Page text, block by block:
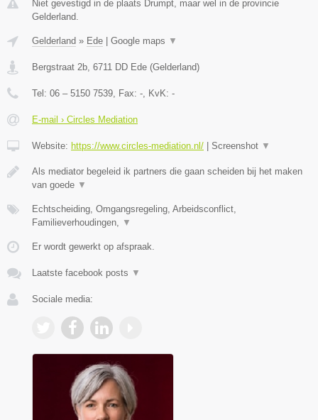
Niet gevestigd in de plaats Drumpt, maar wel in de provincie
Gelderland.
Gelderland » Ede Google maps ▼
Bergstraat 2b, 6711 DD Ede (Gelderland)
Tel: 06 – 5150 7539, Fax: -, KvK: -
E-mail › Circles Mediation
Website: https://www.circles-mediation.nl/ Screenshot ▼
Als mediator begeleid ik partners die gaan scheiden bij het maken
van goede ▼
Echtscheiding, Omgangsregeling, Arbeidsconflict,
Familieverhoudingen, ▼
Er wordt gewerkt op afspraak.
Laatste facebook posts ▼
Sociale media: